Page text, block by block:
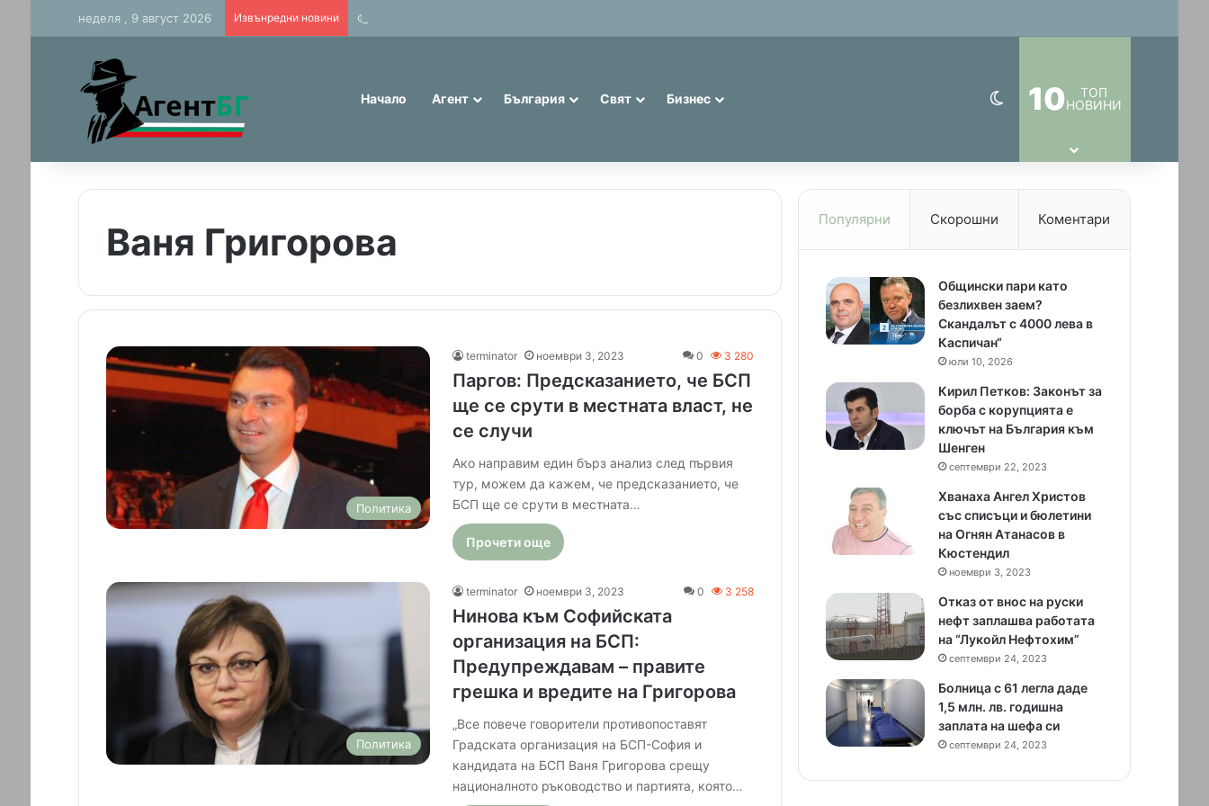
неделя , 9 август 2026 Извънредни новини Фалшиви евро: 75% от банкнотите в България са 20 и 50 лева (Експерти)
Начало Агент България Свят Бизнес Switch skin
10
ТОП
НОВИНИ
Ваня Григорова
Политика
terminator ноември 3, 2023 0 3 280
Паргов: Предсказанието, че БСП
ще се срути в местната власт, не
се случи
Ако направим един бърз анализ след първия
тур, можем да кажем, че предсказанието, че
БСП ще се срути в местната…
Прочети още
Политика
terminator ноември 3, 2023 0 3 258
Нинова към Софийската
организация на БСП:
Предупреждавам – правите
грешка и вредите на Григорова
„Все повече говорители противопоставят
Градската организация на БСП-София и
кандидата на БСП Ваня Григорова срещу
националното ръководство и партията, която…
Популярни Скорошни Коментари
Общински пари като
безлихвен заем?
Скандалът с 4000 лева в
Каспичан“
юли 10, 2026
Кирил Петков: Законът за
борба с корупцията е
ключът на България към
Шенген
септември 22, 2023
Хванаха Ангел Христов
със списъци и бюлетини
на Огнян Атанасов в
Кюстендил
ноември 3, 2023
Отказ от внос на руски
нефт заплашва работата
на “Лукойл Нефтохим”
септември 24, 2023
Болница с 61 легла даде
1,5 млн. лв. годишна
заплата на шефа си
септември 24, 2023